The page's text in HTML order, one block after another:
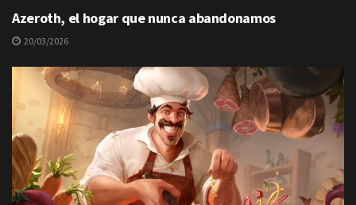
Azeroth, el hogar que nunca abandonamos
20/03/2026